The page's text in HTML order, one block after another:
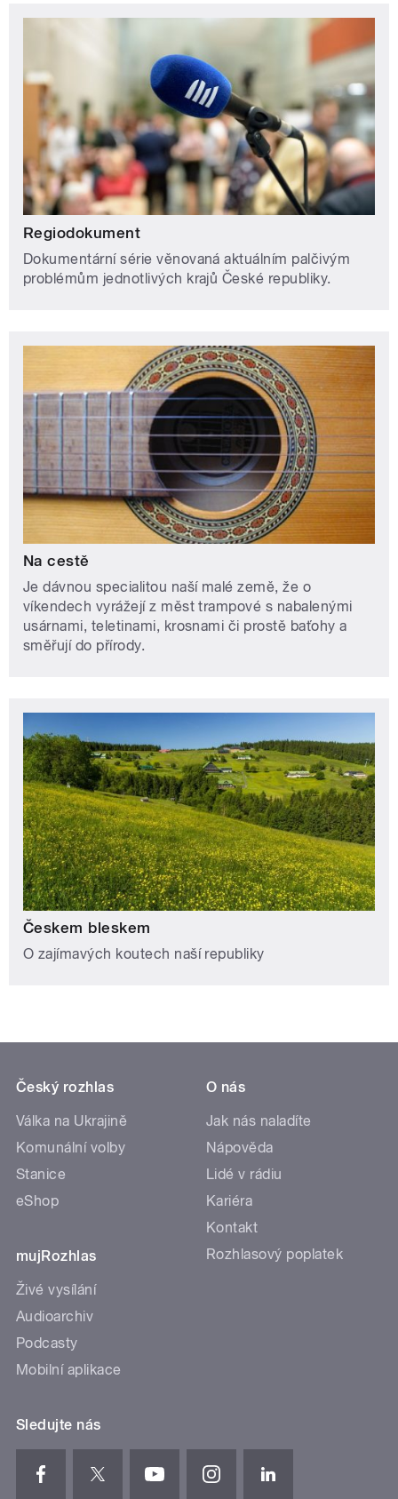
Regiodokument
Dokumentární série věnovaná aktuálním palčivým
problémům jednotlivých krajů České republiky.
Na cestě
Je dávnou specialitou naší malé země, že o
víkendech vyrážejí z měst trampové s nabalenými
usárnami, teletinami, krosnami či prostě baťohy a
směřují do přírody.
Českem bleskem
O zajímavých koutech naší republiky
Český rozhlas
Válka na Ukrajině
Komunální volby
Stanice
eShop
mujRozhlas
Živé vysílání
Audioarchiv
Podcasty
Mobilní aplikace
O nás
Jak nás naladíte
Nápověda
Lidé v rádiu
Kariéra
Kontakt
Rozhlasový poplatek
Sledujte nás